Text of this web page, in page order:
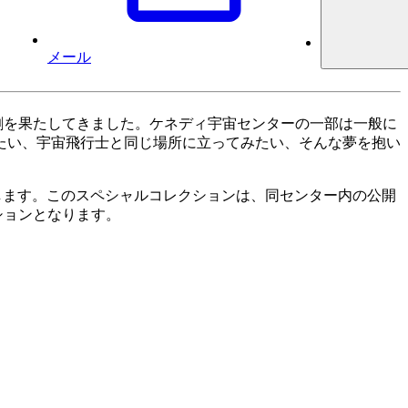
メール
果たしてきました。ケネディ宇宙センターの一部は一般に
、宇宙飛行士と同じ場所に立ってみたい、そんな夢を抱い
す。このスペシャルコレクションは、同センター内の公開
ンとなります。